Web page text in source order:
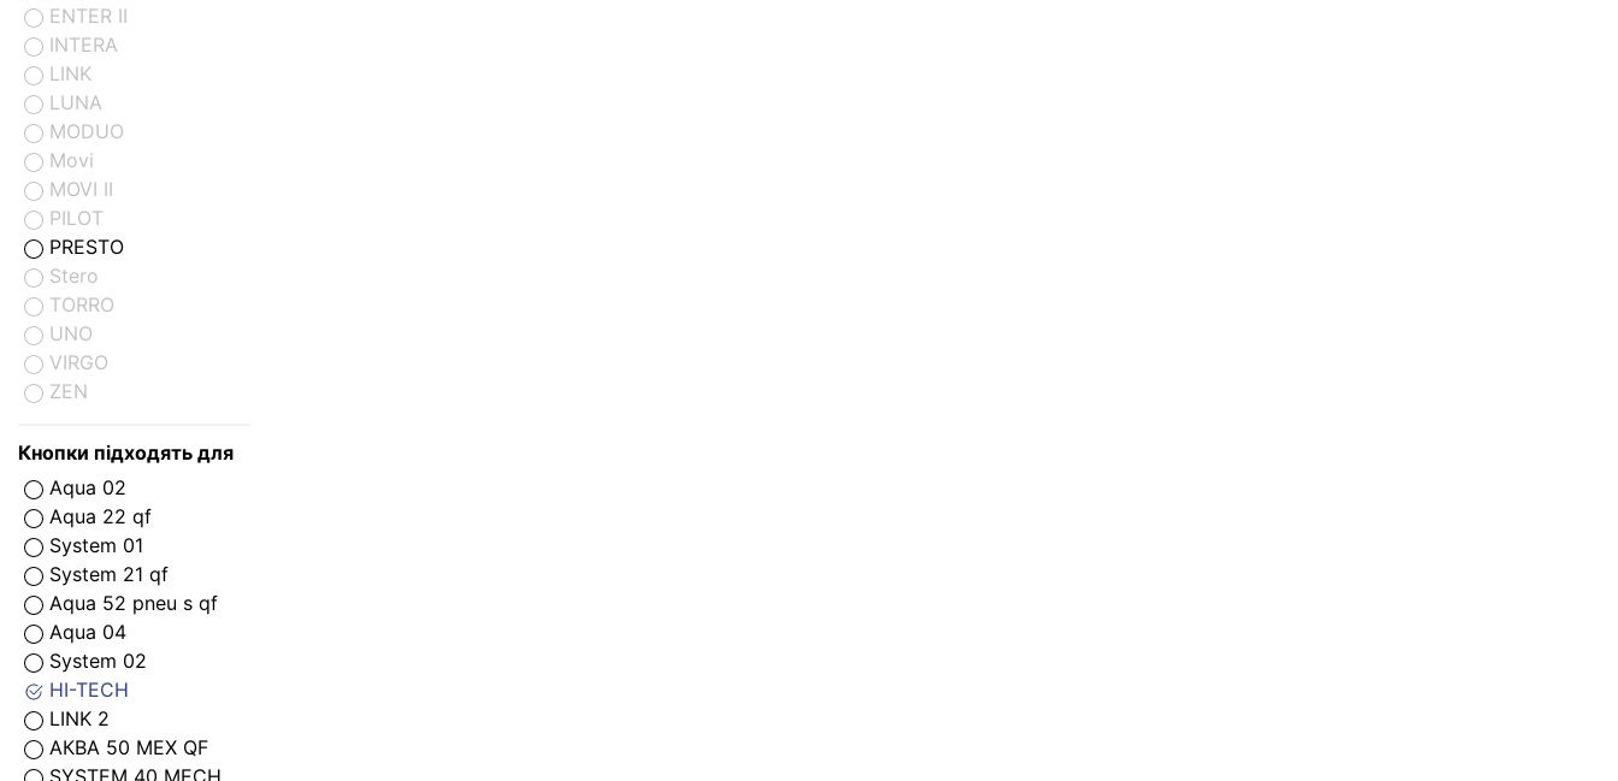
ENTER II
INTERA
LINK
LUNA
MODUO
Movi
MOVI II
PILOT
PRESTO
Stero
TORRO
UNO
VIRGO
ZEN
Кнопки підходять для
Aqua 02
Aqua 22 qf
System 01
System 21 qf
Aqua 52 pneu s qf
Aqua 04
System 02
HI-TECH
LINK 2
АКВА 50 МЕХ QF
SYSTEM 40 MECH